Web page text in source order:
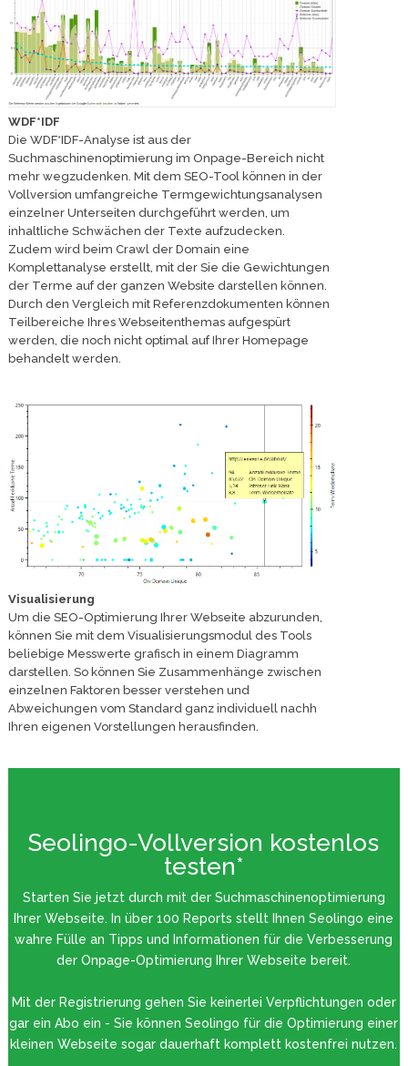
WDF*IDF
Die WDF*IDF-Analyse ist aus der
Suchmaschinenoptimierung im Onpage-Bereich nicht
mehr wegzudenken. Mit dem SEO-Tool können in der
Vollversion umfangreiche Termgewichtungsanalysen
einzelner Unterseiten durchgeführt werden, um
inhaltliche Schwächen der Texte aufzudecken.
Zudem wird beim Crawl der Domain eine
Komplettanalyse erstellt, mit der Sie die Gewichtungen
der Terme auf der ganzen Website darstellen können.
Durch den Vergleich mit Referenzdokumenten können
Teilbereiche Ihres Webseitenthemas aufgespürt
werden, die noch nicht optimal auf Ihrer Homepage
behandelt werden.
Visualisierung
Um die SEO-Optimierung Ihrer Webseite abzurunden,
können Sie mit dem Visualisierungsmodul des Tools
beliebige Messwerte grafisch in einem Diagramm
darstellen. So können Sie Zusammenhänge zwischen
einzelnen Faktoren besser verstehen und
Abweichungen vom Standard ganz individuell nachh
Ihren eigenen Vorstellungen herausfinden.
Seolingo-Vollversion kostenlos
testen*
Starten Sie jetzt durch mit der Suchmaschinenoptimierung
Ihrer Webseite. In über 100 Reports stellt Ihnen Seolingo eine
wahre Fülle an Tipps und Informationen für die Verbesserung
der Onpage-Optimierung Ihrer Webseite bereit.
Mit der Registrierung gehen Sie keinerlei Verpflichtungen oder
gar ein Abo ein - Sie können Seolingo für die Optimierung einer
kleinen Webseite sogar dauerhaft komplett kostenfrei nutzen.